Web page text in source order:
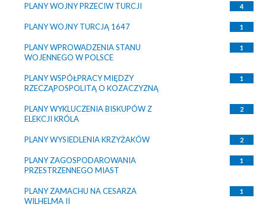
PLANY WOJNY PRZECIW TURCJI 4
PLANY WOJNY TURCJĄ 1647 1
PLANY WPROWADZENIA STANU
WOJENNEGO W POLSCE
1
PLANY WSPÓŁPRACY MIĘDZY
RZECZĄPOSPOLITĄ O KOZACZYZNĄ
1
PLANY WYKLUCZENIA BISKUPÓW Z
ELEKCJI KRÓLA
2
PLANY WYSIEDLENIA KRZYŻAKÓW 2
PLANY ZAGOSPODAROWANIA
PRZESTRZENNEGO MIAST
1
PLANY ZAMACHU NA CESARZA
WILHELMA II
1